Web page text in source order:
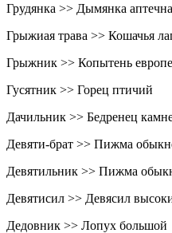
Грудянка >> Дымянка
Грыжиая трава >> Кошачья
Грыжник >> Копытень
Гусятник >> Горец птичий
Дачильник >> Бедренец
Девяти-брат >> Пижма
Девятильник >> Пижма
Девятисил >> Девясил
Дедовник >> Лопух большой